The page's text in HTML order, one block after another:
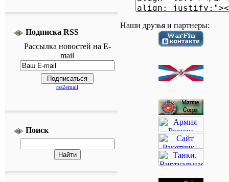
Подписка RSS
Рассылка новостей на E-
mail
rss2email
Поиск
Наши друзья и партнеры: